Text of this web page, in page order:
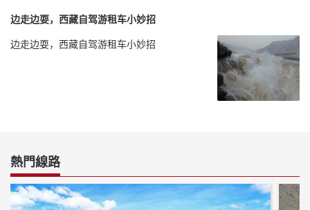
边走边耍，西藏自驾游租车小妙招
边走边耍，西藏自驾游租车小妙招
熱門線路